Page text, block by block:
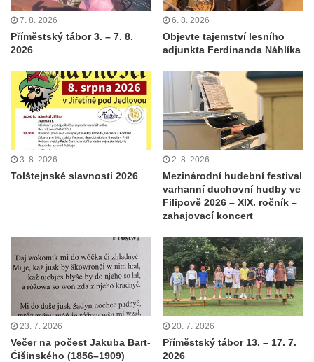
7. 8. 2026
Příměstský tábor 3. – 7. 8.
2026
6. 8. 2026
Objevte tajemství lesního
adjunkta Ferdinanda Náhlíka
3. 8. 2026
Tolštejnské slavnosti 2026
2. 8. 2026
Mezinárodní hudební festival
varhanní duchovní hudby ve
Filipově 2026 – XIX. ročník –
zahajovací koncert
23. 7. 2026
Večer na počest Jakuba Bart-
Ćišinského (1856–1909)
20. 7. 2026
Příměstský tábor 13. – 17. 7.
2026